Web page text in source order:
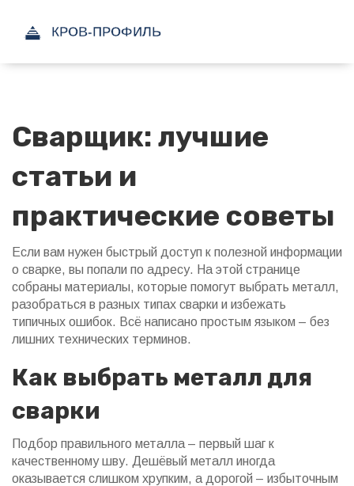
Сварщик: лучшие
статьи и
практические советы
Если вам нужен быстрый доступ к полезной информации
о сварке, вы попали по адресу. На этой странице
собраны материалы, которые помогут выбрать металл,
разобраться в разных типах сварки и избежать
типичных ошибок. Всё написано простым языком – без
лишних технических терминов.
Как выбрать металл для
сварки
Подбор правильного металла – первый шаг к
качественному шву. Дешёвый металл иногда
оказывается слишком хрупким, а дорогой – избыточным